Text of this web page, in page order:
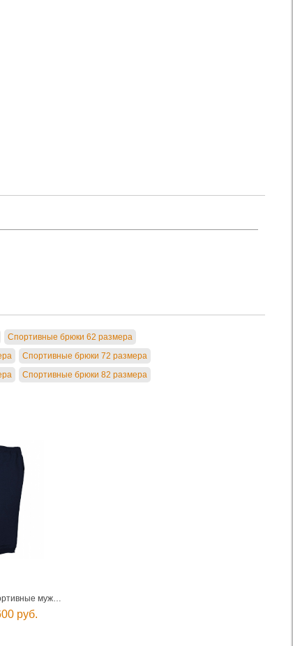
Спортивные брюки 62 размера
Спортивные брюки 72 размера
Спортивные брюки 82 размера
Брюки спортивные мужские
руб.